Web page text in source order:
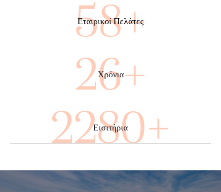
100+
Εταιρικοί Πελάτες
45+
Χρόνια
3960+
Εισιτήρια